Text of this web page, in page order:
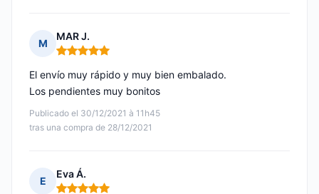
M
MAR J.
Nota: 5 de 5
Publicado el 30/12/2021 à 11h45
tras una compra de 28/12/2021
El envío muy rápido y muy bien embalado.
Los pendientes muy bonitos
E
Eva Á.